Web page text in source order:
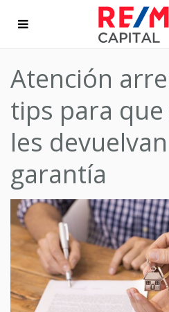
Atención
tips para
les
garantía